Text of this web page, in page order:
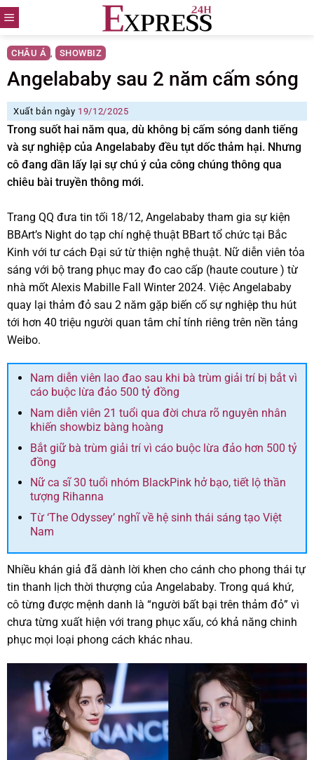
Skip
to
content
CHÂU Á , SHOWBIZ
Angelababy sau 2 năm cấm sóng
Xuất bản ngày 19/12/2025
Trong suốt hai năm qua, dù không bị cấm sóng danh tiếng
và sự nghiệp của Angelababy đều tụt dốc thảm hại. Nhưng
cô đang dần lấy lại sự chú ý của công chúng thông qua
chiêu bài truyền thông mới.
Trang QQ đưa tin tối 18/12, Angelababy tham gia sự kiện
BBArt’s Night do tạp chí nghệ thuật BBart tổ chức tại Bắc
Kinh với tư cách Đại sứ từ thiện nghệ thuật. Nữ diễn viên tỏa
sáng với bộ trang phục may đo cao cấp (haute couture ) từ
nhà mốt Alexis Mabille Fall Winter 2024. Việc Angelababy
quay lại thảm đỏ sau 2 năm gặp biến cố sự nghiệp thu hút
tới hơn 40 triệu người quan tâm chỉ tính riêng trên nền tảng
Weibo.
Nam diễn viên lao đao sau khi bà trùm giải trí bị bắt vì
cáo buộc lừa đảo 500 tỷ đồng
Nam diễn viên 21 tuổi qua đời chưa rõ nguyên nhân
khiến showbiz bàng hoàng
Bắt giữ bà trùm giải trí vì cáo buộc lừa đảo hơn 500 tỷ
đồng
Nữ ca sĩ 30 tuổi nhóm BlackPink hở bạo, tiết lộ thần
tượng Rihanna
Từ ‘The Odyssey’ nghĩ về hệ sinh thái sáng tạo Việt
Nam
Nhiều khán giả đã dành lời khen cho cánh cho phong thái tự
tin thanh lịch thời thượng của Angelababy. Trong quá khứ,
cô từng được mệnh danh là “người bất bại trên thảm đỏ” vì
chưa từng xuất hiện với trang phục xấu, có khả năng chinh
phục mọi loại phong cách khác nhau.